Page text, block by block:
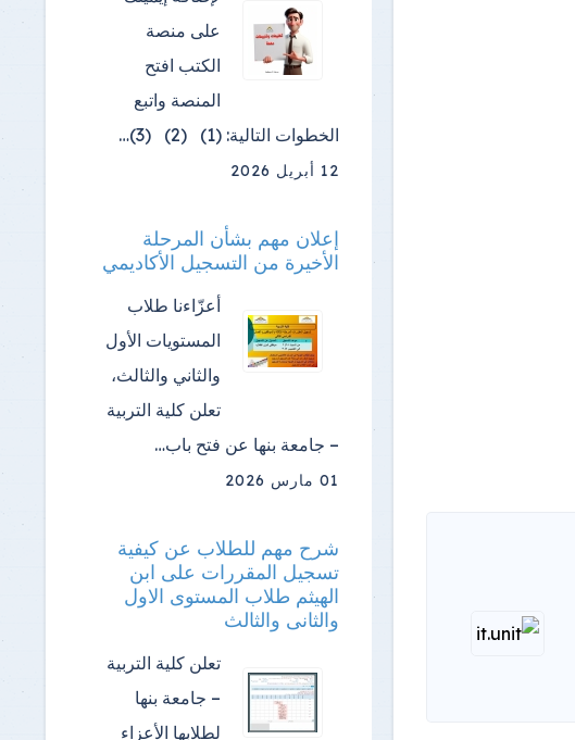
على منصة
الكتب افتح
المنصة واتبع
الخطوات التالية: (1) (2) (3)…
12 أبريل 2026
إعلان مهم بشأن المرحلة
الأخيرة من التسجيل الأكاديمي
أعزّاءنا طلاب
المستويات الأول
والثاني والثالث،
تعلن كلية التربية
– جامعة بنها عن فتح باب…
01 مارس 2026
شرح مهم للطلاب عن كيفية
تسجيل المقررات على ابن
الهيثم طلاب المستوى الاول
والثانى والثالث
تعلن كلية التربية
– جامعة بنها
لطلابها الأعزاء